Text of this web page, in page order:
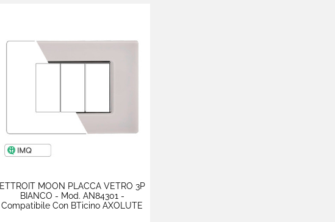
ETTROIT MOON PLACCA VETRO 3P
BIANCO - Mod. AN84301 -
Compatibile Con BTicino AXOLUTE